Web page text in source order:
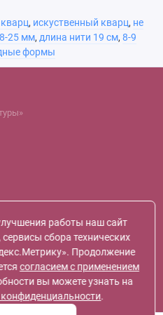
, искуственный кварц, не
25 мм, длина нити 19 см, 8-9
формы
работы наш сайт
сервисы сбора технических
Продолжение
согласием с применением
вы можете узнать на
.